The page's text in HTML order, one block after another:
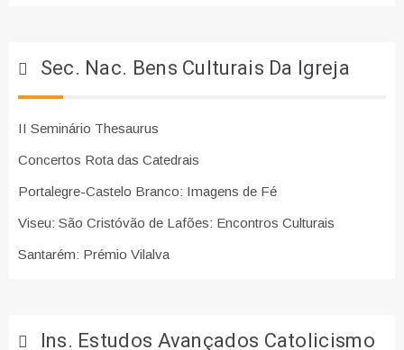
Sec. Nac. Bens Culturais Da Igreja
II Seminário Thesaurus
Concertos Rota das Catedrais
Portalegre-Castelo Branco: Imagens de Fé
Viseu: São Cristóvão de Lafões: Encontros Culturais
Santarém: Prémio Vilalva
Ins. Estudos Avançados Catolicismo